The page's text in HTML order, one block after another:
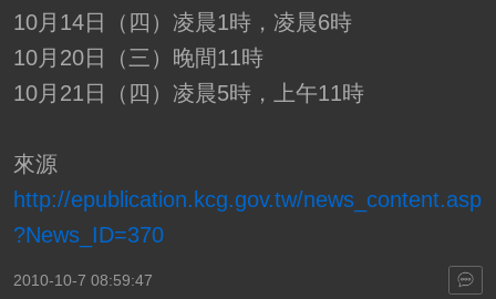
10月14日（四）凌晨1時，凌晨6時
10月20日（三）晚間11時
10月21日（四）凌晨5時，上午11時
來源
http://epublication.kcg.gov.tw/news_content.asp
?News_ID=370
2010-10-7 08:59:47